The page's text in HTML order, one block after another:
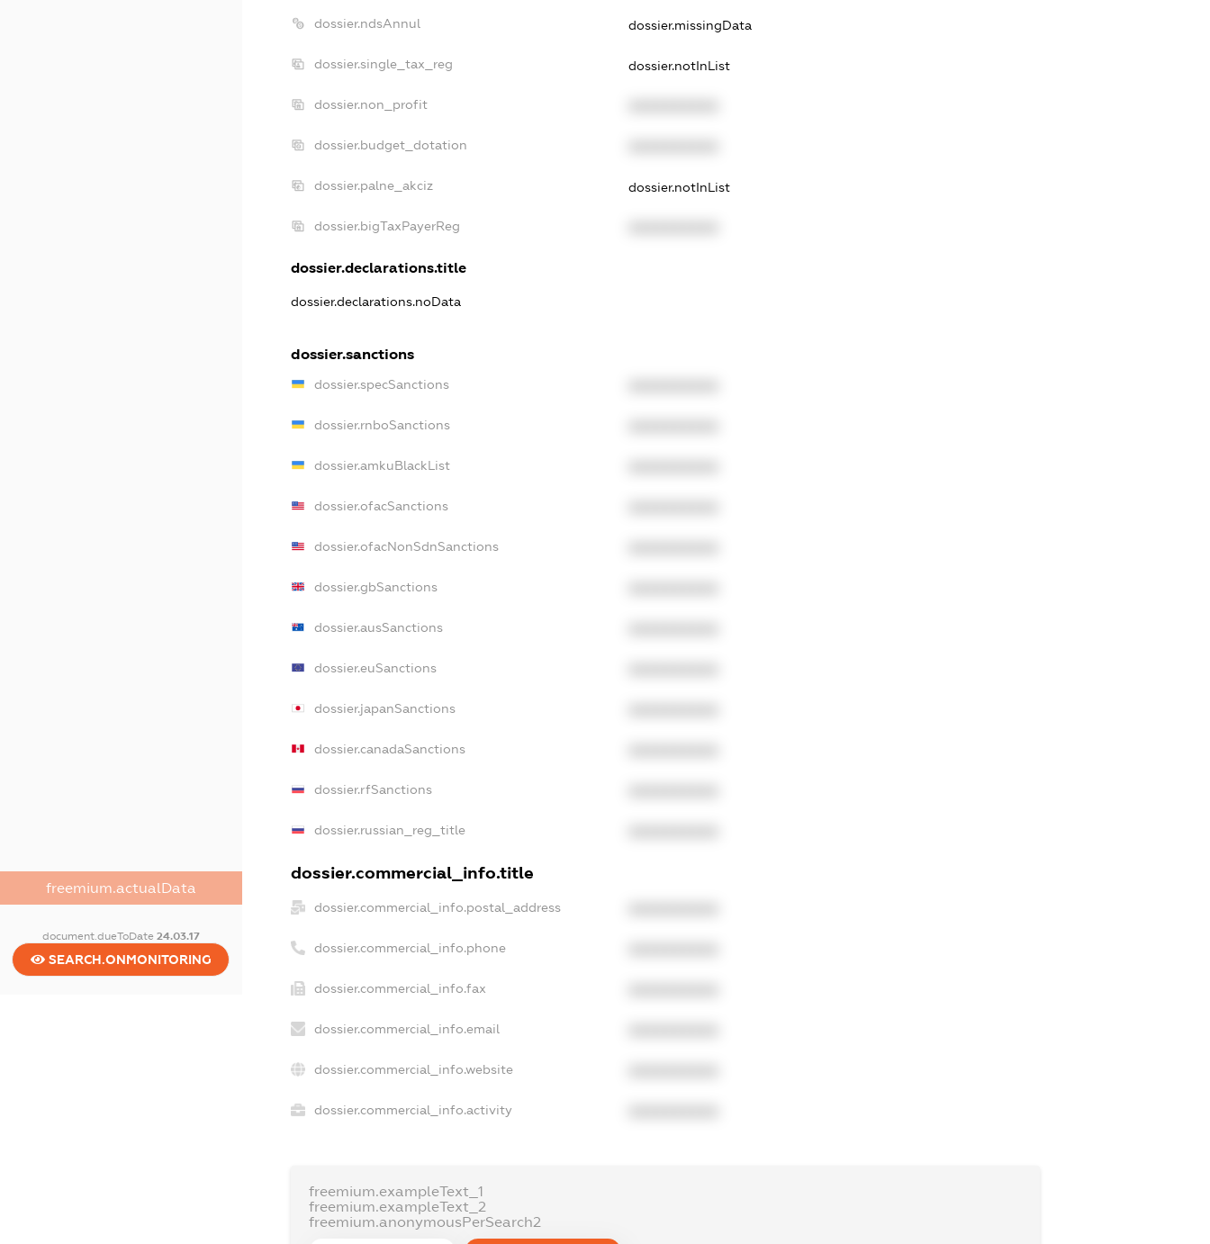
freemium.actualData
document.dueToDate 24.03.17
SEARCH.ONMONITORING
dossier.ndsAnnul dossier.missingData
dossier.single_tax_reg dossier.notInList
dossier.non_profit
dossier.budget_dotation
dossier.palne_akciz dossier.notInList
dossier.bigTaxPayerReg
dossier.declarations.title
dossier.declarations.noData
dossier.sanctions
dossier.specSanctions
dossier.rnboSanctions
dossier.amkuBlackList
dossier.ofacSanctions
dossier.ofacNonSdnSanctions
dossier.gbSanctions
dossier.ausSanctions
dossier.euSanctions
dossier.japanSanctions
dossier.canadaSanctions
dossier.rfSanctions
dossier.russian_reg_title
dossier.commercial_info.title
dossier.commercial_info.postal_address
dossier.commercial_info.phone
dossier.commercial_info.fax
dossier.commercial_info.email
dossier.commercial_info.website
dossier.commercial_info.activity
freemium.exampleText_1
freemium.exampleText_2
freemium.anonymousPerSearch2